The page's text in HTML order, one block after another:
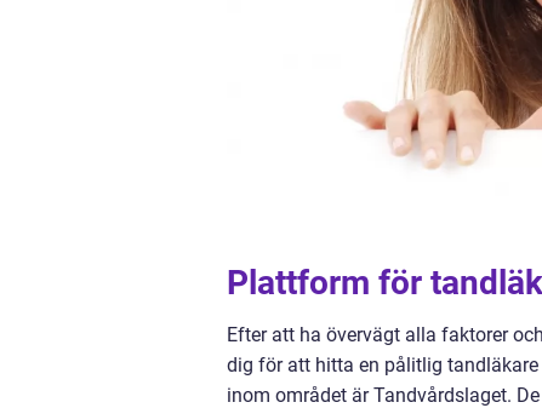
Plattform för
Efter att ha övervägt alla faktorer
dig för att hitta en pålitlig tandläkare
inom området är Tandvårdslaget.